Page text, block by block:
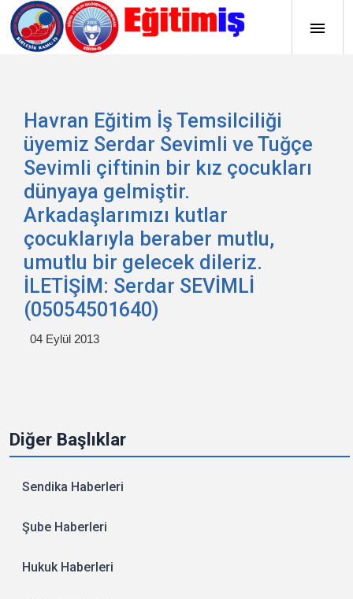
Diğer Başlıklar
Sendika Haberleri
Şube Haberleri
Hukuk Haberleri
Havran Eğitim İş Temsilciliği
üyemiz Serdar Sevimli ve Tuğçe
Sevimli çiftinin bir kız çocukları
dünyaya gelmiştir.
Arkadaşlarımızı kutlar
çocuklarıyla beraber mutlu,
umutlu bir gelecek dileriz.
İLETİŞİM: Serdar SEVİMLİ
(05054501640)
04 Eylül 2013